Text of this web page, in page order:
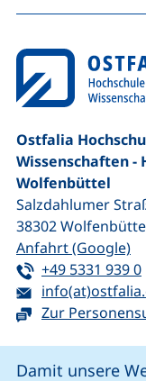
Damit unsere
Ostfalia
Wissenschaften -
Wolfenbüttel
Salzdahlumer
38302
Anfahrt (Google)
Tel:
+49 5331 939 0
E-Mail:
Zur